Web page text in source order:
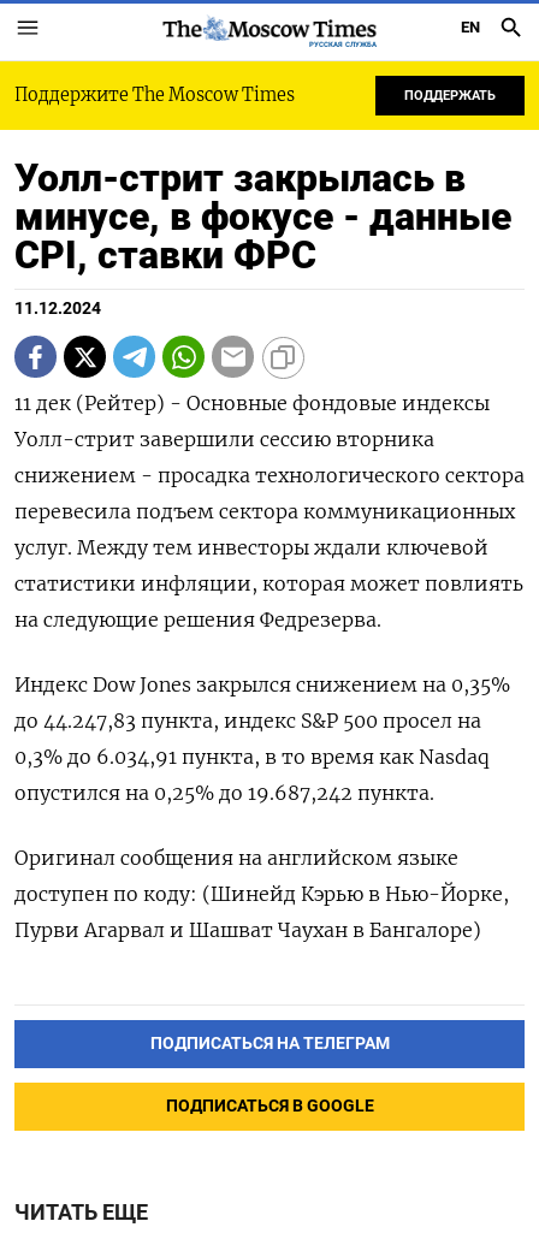
РУССКАЯ СЛУЖБА
EN
Поддержите The Moscow Times ПОДДЕРЖАТЬ
Уолл-стрит закрылась в
минусе, в фокусе - данные
CPI, ставки ФРС
11.12.2024
11 дек (Рейтер) - Основные фондовые индексы
Уолл-стрит завершили сессию вторника
снижением - просадка технологического сектора
перевесила подъем сектора коммуникационных
услуг. Между тем инвесторы ждали ключевой
статистики инфляции, которая может повлиять
на следующие решения Федрезерва.
Индекс Dow Jones закрылся снижением на 0,35%
до 44.247,83 пункта, индекс S&P 500 просел на
0,3% до 6.034,91 пункта​, в то время как ​Nasdaq
опустился на 0,25% до 19.687,242 пункта​.
Оригинал сообщения на английском языке
доступен по коду: (Шинейд Кэрью в Нью-Йорке,
Пурви Агарвал и Шашват Чаухан в Бангалоре)
ПОДПИСАТЬСЯ НА ТЕЛЕГРАМ
ПОДПИСАТЬСЯ В GOOGLE
ЧИТАТЬ ЕЩЕ